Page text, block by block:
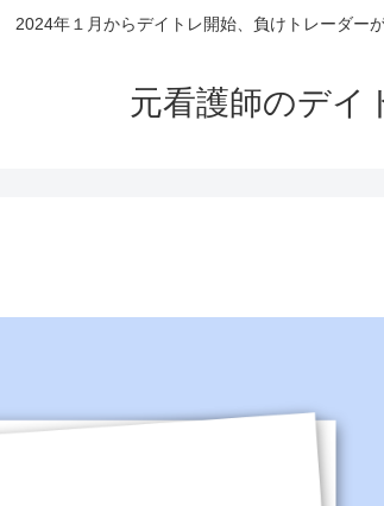
2024年１月からデイトレ開始、負けトレーダー
元看護師のデイ